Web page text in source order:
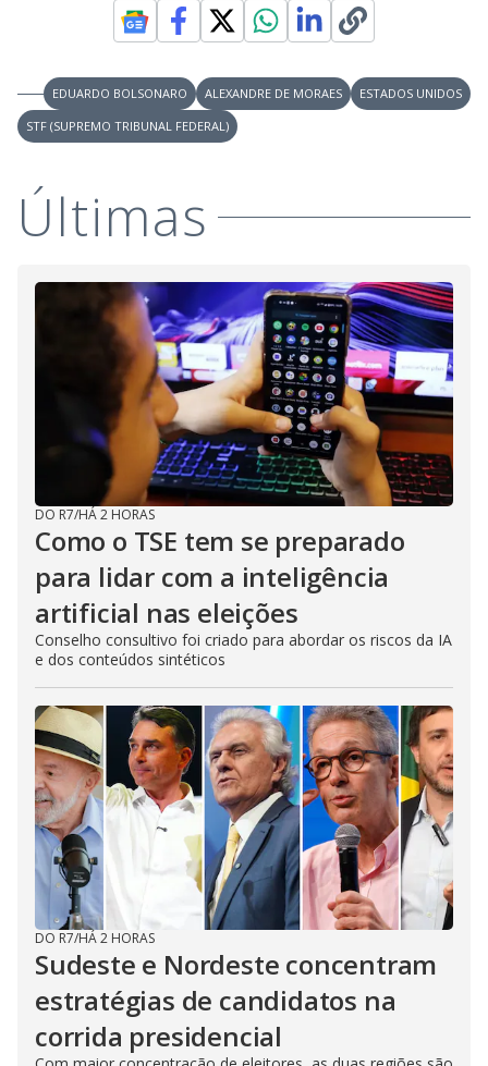
EDUARDO BOLSONARO ALEXANDRE DE MORAES
ESTADOS UNIDOS
STF (SUPREMO TRIBUNAL FEDERAL)
Últimas
DO R7/HÁ 2 HORAS
Como o TSE tem se preparado
para lidar com a inteligência
artificial nas eleições
Conselho consultivo foi criado para abordar os riscos da IA
e dos conteúdos sintéticos
DO R7/HÁ 2 HORAS
Sudeste e Nordeste concentram
estratégias de candidatos na
corrida presidencial